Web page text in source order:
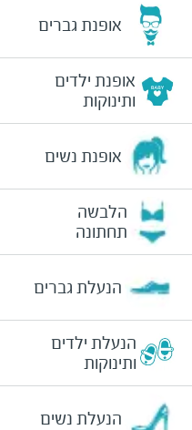
אופנת גברים
אופנת ילדים
ותינוקות
אופנת נשים
הלבשה
תחתונה
הנעלת גברים
הנעלת ילדים
ותינוקות
הנעלת נשים